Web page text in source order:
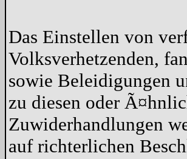
Das Einstellen von
Volksverhetzenden,
sowie Beleidigungen
zu diesen oder
Zuwiderhandlungen
auf richterlichen